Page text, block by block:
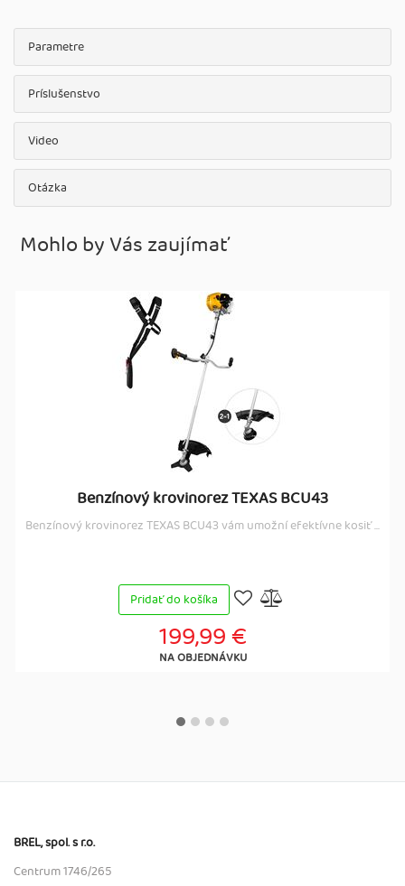
Parametre
Príslušenstvo
Video
Otázka
Mohlo by Vás zaujímať
Benzínový krovinorez TEXAS BCU43
Benzínový krovinorez TEXAS BCU43 vám umožní efektívne kosiť ...
Pridať do košíka
199,99 €
NA OBJEDNÁVKU
BREL, spol. s r.o.
Centrum 1746/265